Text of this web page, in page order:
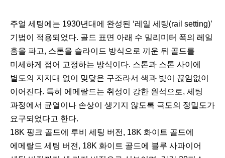
주얼 세팅에는 1930년대에 완성된 ‘레일 세팅(rail setting)’
기법이 적용되었다. 골드 표면 아래 수 밀리미터 폭의 레일
홈을 파고, 스톤을 슬라이드 방식으로 끼운 뒤 골드를
미세하게 접어 고정하는 방식이다. 스톤과 스톤 사이에
별도의 지지대 없이 맞닿은 구조라서 색과 빛이 끊임없이
이어진다. 특히 에메랄드는 취성이 강한 원석으로, 세팅
과정에서 균열이나 손상이 생기지 않도록 극도의 정밀도가
요구되었다고 한다.
18K 핑크 골드에 루비 세팅 버전, 18K 화이트 골드에
에메랄드 세팅 버전, 18K 화이트 골드에 블루 사파이어